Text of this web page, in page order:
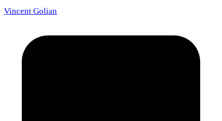
Vincent Golian